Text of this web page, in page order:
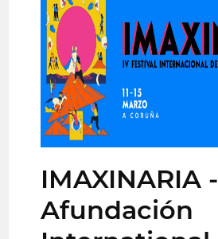
IMAXINARIA -
Afundación